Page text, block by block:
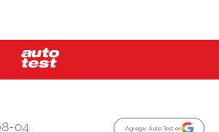
04 Agregar Auto Test en